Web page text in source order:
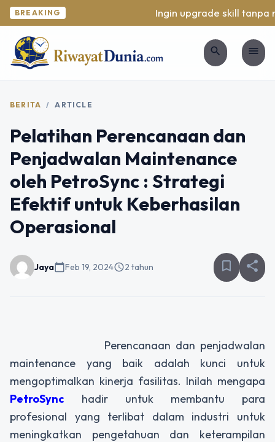
BREAKING Ingin upgrade skill tanpa
search menu
BERITA / ARTICLE
Pelatihan Perencanaan dan
Penjadwalan Maintenance
oleh PetroSync : Strategi
Efektif untuk Keberhasilan
Operasional
Jayacalendar_todayFeb 19, 2024schedule2 tahun bookmark_border share
Perencanaan dan penjadwalan
maintenance yang baik adalah kunci untuk
mengoptimalkan kinerja fasilitas. Inilah mengapa
PetroSync hadir untuk membantu para
profesional yang terlibat dalam industri untuk
meningkatkan pengetahuan dan keterampilan